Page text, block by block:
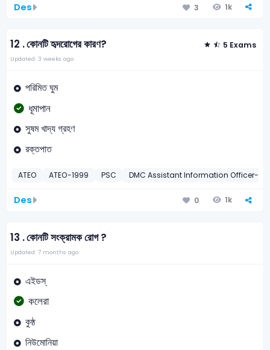
Des 3 1k
12 .কোনটি হৃদরোগের কারণ? 5 Exams
Updated: 3 weeks ago
পরিমিত ঘুম
ধূমাপান
সুষম খাদ্য গ্রহণ
রক্তপাত
ATEO ATEO-1999 PSC DMC Assistant Information Officer-
Des 0 1k
13 .কোনটি সংক্রামক রােগ ?
Updated: 7 months ago
এইডস্
কলেরা
কুষ্ঠ
নিউমোনিয়া